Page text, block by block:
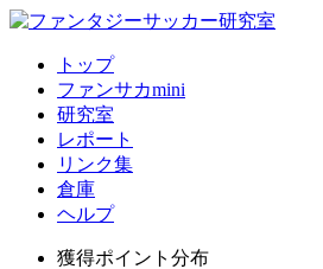
トップ
ファンサカmini
研究室
レポート
リンク集
倉庫
ヘルプ
獲得ポイント分布